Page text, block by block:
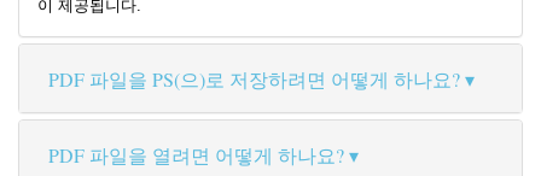
이 제공됩니다.
PDF 파일을 PS(으)로 저장하려면 어떻게 하나요?
PDF 파일을 열려면 어떻게 하나요?